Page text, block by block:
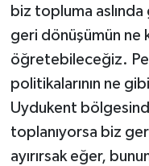
biz topluma
geri dönüşümün ne
öğretebileceğiz.
politikalarının ne
Uydukent
toplanıyorsa biz
ayırırsak eğer,